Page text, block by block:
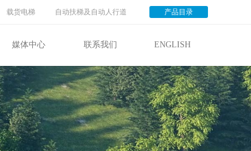
载货电梯 自动扶梯及自动人行道 产品目录
媒体中心 联系我们 ENGLISH